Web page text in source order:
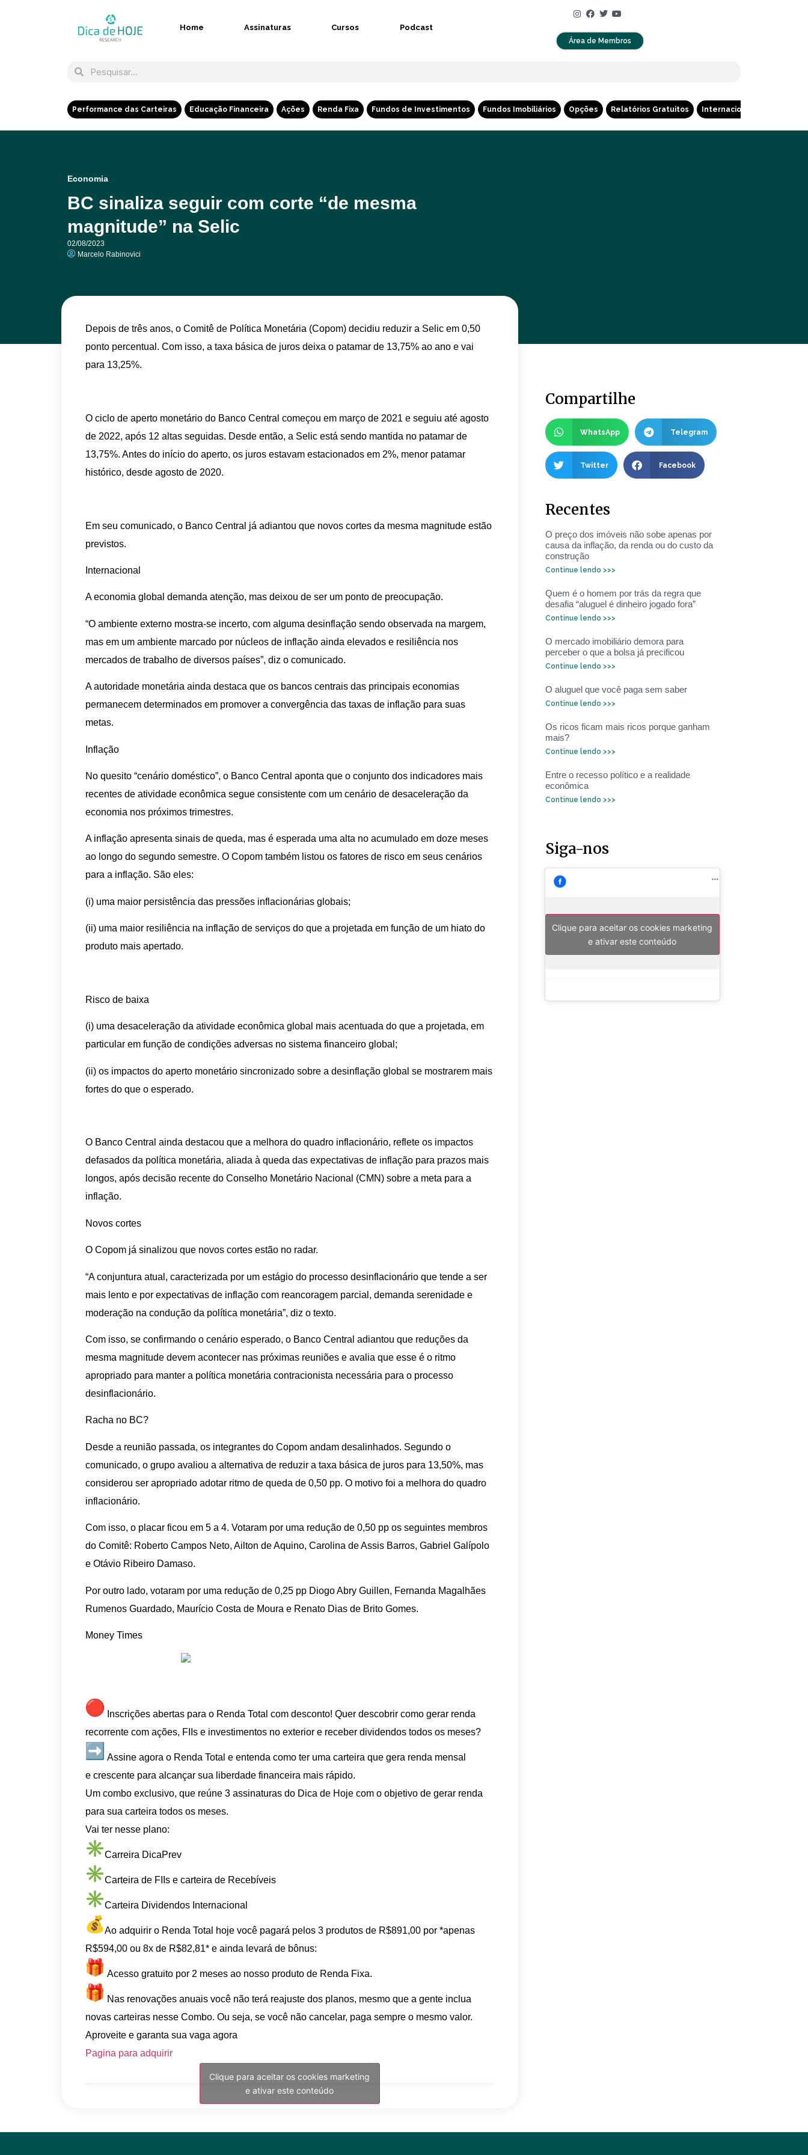
Home Assinaturas Cursos Podcast
Área de Membros
Performance das Carteiras Educação Financeira Ações Renda Fixa Fundos de Investimentos Fundos Imobiliários Opções Relatórios Gratuitos Internacional
Economia
BC sinaliza seguir com corte “de mesma
magnitude” na Selic
02/08/2023
Marcelo Rabinovici
Depois de três anos, o Comitê de Política Monetária (Copom) decidiu reduzir a Selic em 0,50
ponto percentual. Com isso, a taxa básica de juros deixa o patamar de 13,75% ao ano e vai
para 13,25%.
O ciclo de aperto monetário do Banco Central começou em março de 2021 e seguiu até agosto
de 2022, após 12 altas seguidas. Desde então, a Selic está sendo mantida no patamar de
13,75%. Antes do início do aperto, os juros estavam estacionados em 2%, menor patamar
histórico, desde agosto de 2020.
Em seu comunicado, o Banco Central já adiantou que novos cortes da mesma magnitude estão
previstos.
Internacional
A economia global demanda atenção, mas deixou de ser um ponto de preocupação.
“O ambiente externo mostra-se incerto, com alguma desinflação sendo observada na margem,
mas em um ambiente marcado por núcleos de inflação ainda elevados e resiliência nos
mercados de trabalho de diversos países”, diz o comunicado.
A autoridade monetária ainda destaca que os bancos centrais das principais economias
permanecem determinados em promover a convergência das taxas de inflação para suas
metas.
Inflação
No quesito “cenário doméstico”, o Banco Central aponta que o conjunto dos indicadores mais
recentes de atividade econômica segue consistente com um cenário de desaceleração da
economia nos próximos trimestres.
A inflação apresenta sinais de queda, mas é esperada uma alta no acumulado em doze meses
ao longo do segundo semestre. O Copom também listou os fatores de risco em seus cenários
para a inflação. São eles:
(i) uma maior persistência das pressões inflacionárias globais;
(ii) uma maior resiliência na inflação de serviços do que a projetada em função de um hiato do
produto mais apertado.
Risco de baixa
(i) uma desaceleração da atividade econômica global mais acentuada do que a projetada, em
particular em função de condições adversas no sistema financeiro global;
(ii) os impactos do aperto monetário sincronizado sobre a desinflação global se mostrarem mais
fortes do que o esperado.
O Banco Central ainda destacou que a melhora do quadro inflacionário, reflete os impactos
defasados da política monetária, aliada à queda das expectativas de inflação para prazos mais
longos, após decisão recente do Conselho Monetário Nacional (CMN) sobre a meta para a
inflação.
Novos cortes
O Copom já sinalizou que novos cortes estão no radar.
“A conjuntura atual, caracterizada por um estágio do processo desinflacionário que tende a ser
mais lento e por expectativas de inflação com reancoragem parcial, demanda serenidade e
moderação na condução da política monetária”, diz o texto.
Com isso, se confirmando o cenário esperado, o Banco Central adiantou que reduções da
mesma magnitude devem acontecer nas próximas reuniões e avalia que esse é o ritmo
apropriado para manter a política monetária contracionista necessária para o processo
desinflacionário.
Racha no BC?
Desde a reunião passada, os integrantes do Copom andam desalinhados. Segundo o
comunicado, o grupo avaliou a alternativa de reduzir a taxa básica de juros para 13,50%, mas
considerou ser apropriado adotar ritmo de queda de 0,50 pp. O motivo foi a melhora do quadro
inflacionário.
Com isso, o placar ficou em 5 a 4. Votaram por uma redução de 0,50 pp os seguintes membros
do Comitê: Roberto Campos Neto, Ailton de Aquino, Carolina de Assis Barros, Gabriel Galípolo
e Otávio Ribeiro Damaso.
Por outro lado, votaram por uma redução de 0,25 pp Diogo Abry Guillen, Fernanda Magalhães
Rumenos Guardado, Maurício Costa de Moura e Renato Dias de Brito Gomes.
Money Times
Inscrições abertas para o Renda Total com desconto! Quer descobrir como gerar renda
recorrente com ações, FIIs e investimentos no exterior e receber dividendos todos os meses?
Assine agora o Renda Total e entenda como ter uma carteira que gera renda mensal
e crescente para alcançar sua liberdade financeira mais rápido.
Um combo exclusivo, que reúne 3 assinaturas do Dica de Hoje com o objetivo de gerar renda
para sua carteira todos os meses.
Vai ter nesse plano:
Carreira DicaPrev
Carteira de FIIs e carteira de Recebíveis
Carteira Dividendos Internacional
Ao adquirir o Renda Total hoje você pagará pelos 3 produtos de R$891,00 por *apenas
R$594,00 ou 8x de R$82,81* e ainda levará de bônus:
Acesso gratuito por 2 meses ao nosso produto de Renda Fixa.
Nas renovações anuais você não terá reajuste dos planos, mesmo que a gente inclua
novas carteiras nesse Combo. Ou seja, se você não cancelar, paga sempre o mesmo valor.
Aproveite e garanta sua vaga agora
Pagina para adquirir
Clique para aceitar os cookies marketing
e ativar este conteúdo
Compartilhe
WhatsApp Telegram
Twitter Facebook
Recentes
O preço dos imóveis não sobe apenas por
causa da inflação, da renda ou do custo da
construção
Continue lendo >>>
Quem é o homem por trás da regra que
desafia “aluguel é dinheiro jogado fora”
Continue lendo >>>
O mercado imobiliário demora para
perceber o que a bolsa já precificou
Continue lendo >>>
O aluguel que você paga sem saber
Continue lendo >>>
Os ricos ficam mais ricos porque ganham
mais?
Continue lendo >>>
Entre o recesso político e a realidade
econômica
Continue lendo >>>
Siga-nos
Clique para aceitar os cookies marketing
e ativar este conteúdo